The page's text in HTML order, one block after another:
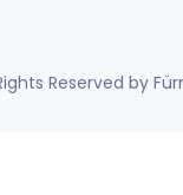
Reserved by